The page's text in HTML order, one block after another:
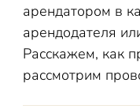
арендатором в
арендодателя
Расскажем, как
рассмотрим